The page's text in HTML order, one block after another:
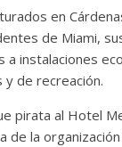
en
de Miami,
a instalaciones
y de recreación.
pirata al Hotel
de la